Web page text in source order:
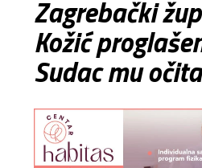
Zagrebački
Kožić
Sudac mu